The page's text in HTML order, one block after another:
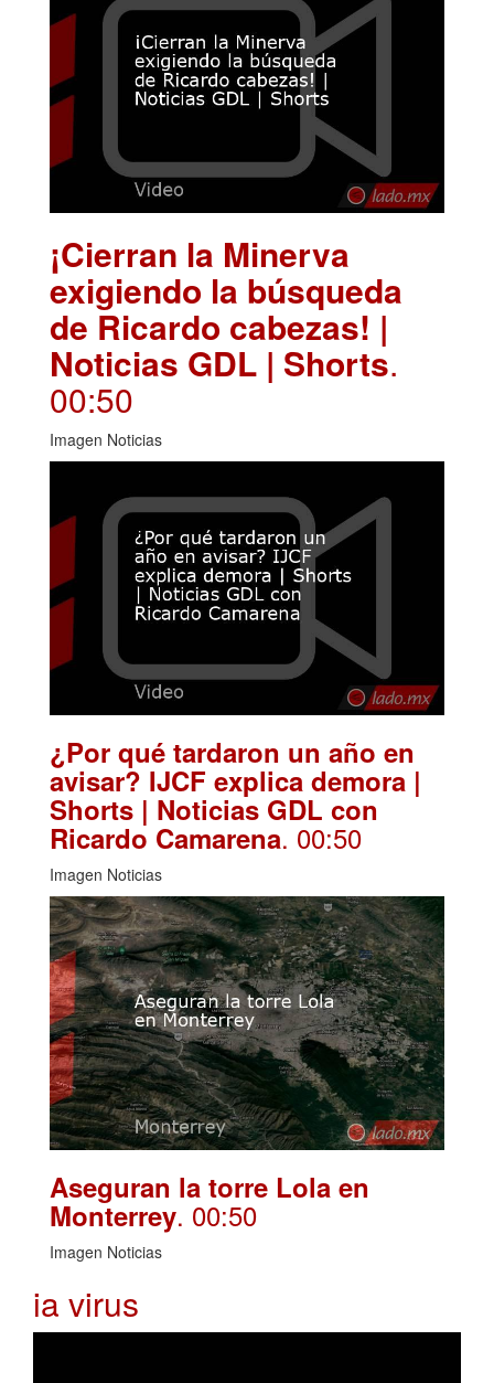
¡Cierran la Minerva
exigiendo la búsqueda
de Ricardo cabezas! |
Noticias GDL | Shorts.
00:50
Imagen Noticias
¿Por qué tardaron un año en
avisar? IJCF explica demora |
Shorts | Noticias GDL con
Ricardo Camarena. 00:50
Imagen Noticias
Aseguran la torre Lola en
Monterrey. 00:50
Imagen Noticias
ia virus